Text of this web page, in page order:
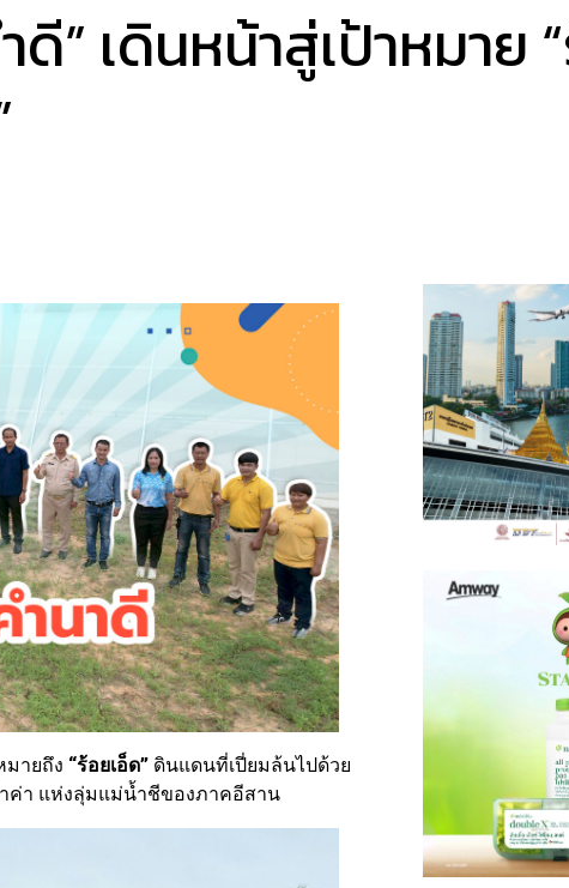
” เดินหน้าสู่เป้าหมาย
มายถึง “ร้อยเอ็ด” ดินแดนที่เปี่ยมล้นไปด้วย
ค่า แห่งลุ่มแม่น้ำชีของภาคอีสาน